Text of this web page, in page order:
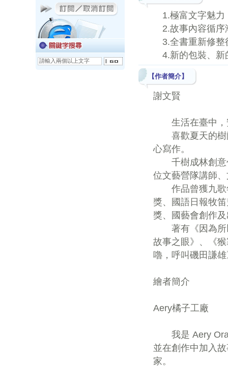
1.極富文字魅力
2.故事內容循序
3.全書重新修整
4.新的包裝、新
【作者簡介】
謝文賢
生活在臺中，
喜歡夏天的樹
心寫作。
千樹成林創意
位文藝營隊講師
作品曾獲九歌
獎、國語日報牧
獎、國藝會創作
著有《因為所
故事之眼》、《
嚕，呼叫磯田謙
繪者簡介
Aery橘子工廠
我是 Aery
並在創作中加入
家。